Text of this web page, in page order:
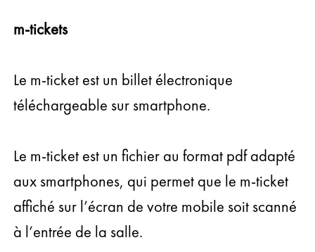
m-tickets
Le m-ticket est un billet électronique
téléchargeable sur smartphone.
Le m-ticket est un fichier au format pdf adapté
aux smartphones, qui permet que le m-ticket
affiché sur l’écran de votre mobile soit scanné
à l’entrée de la salle.